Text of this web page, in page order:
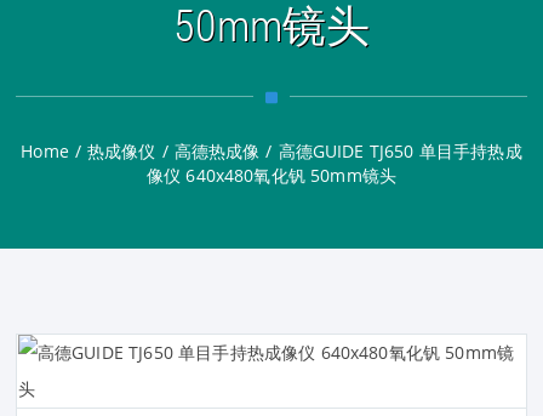
50mm镜头
Home / 热成像仪 / 高德热成像 / 高德GUIDE TJ650 单目手持热成
像仪 640x480氧化钒 50mm镜头